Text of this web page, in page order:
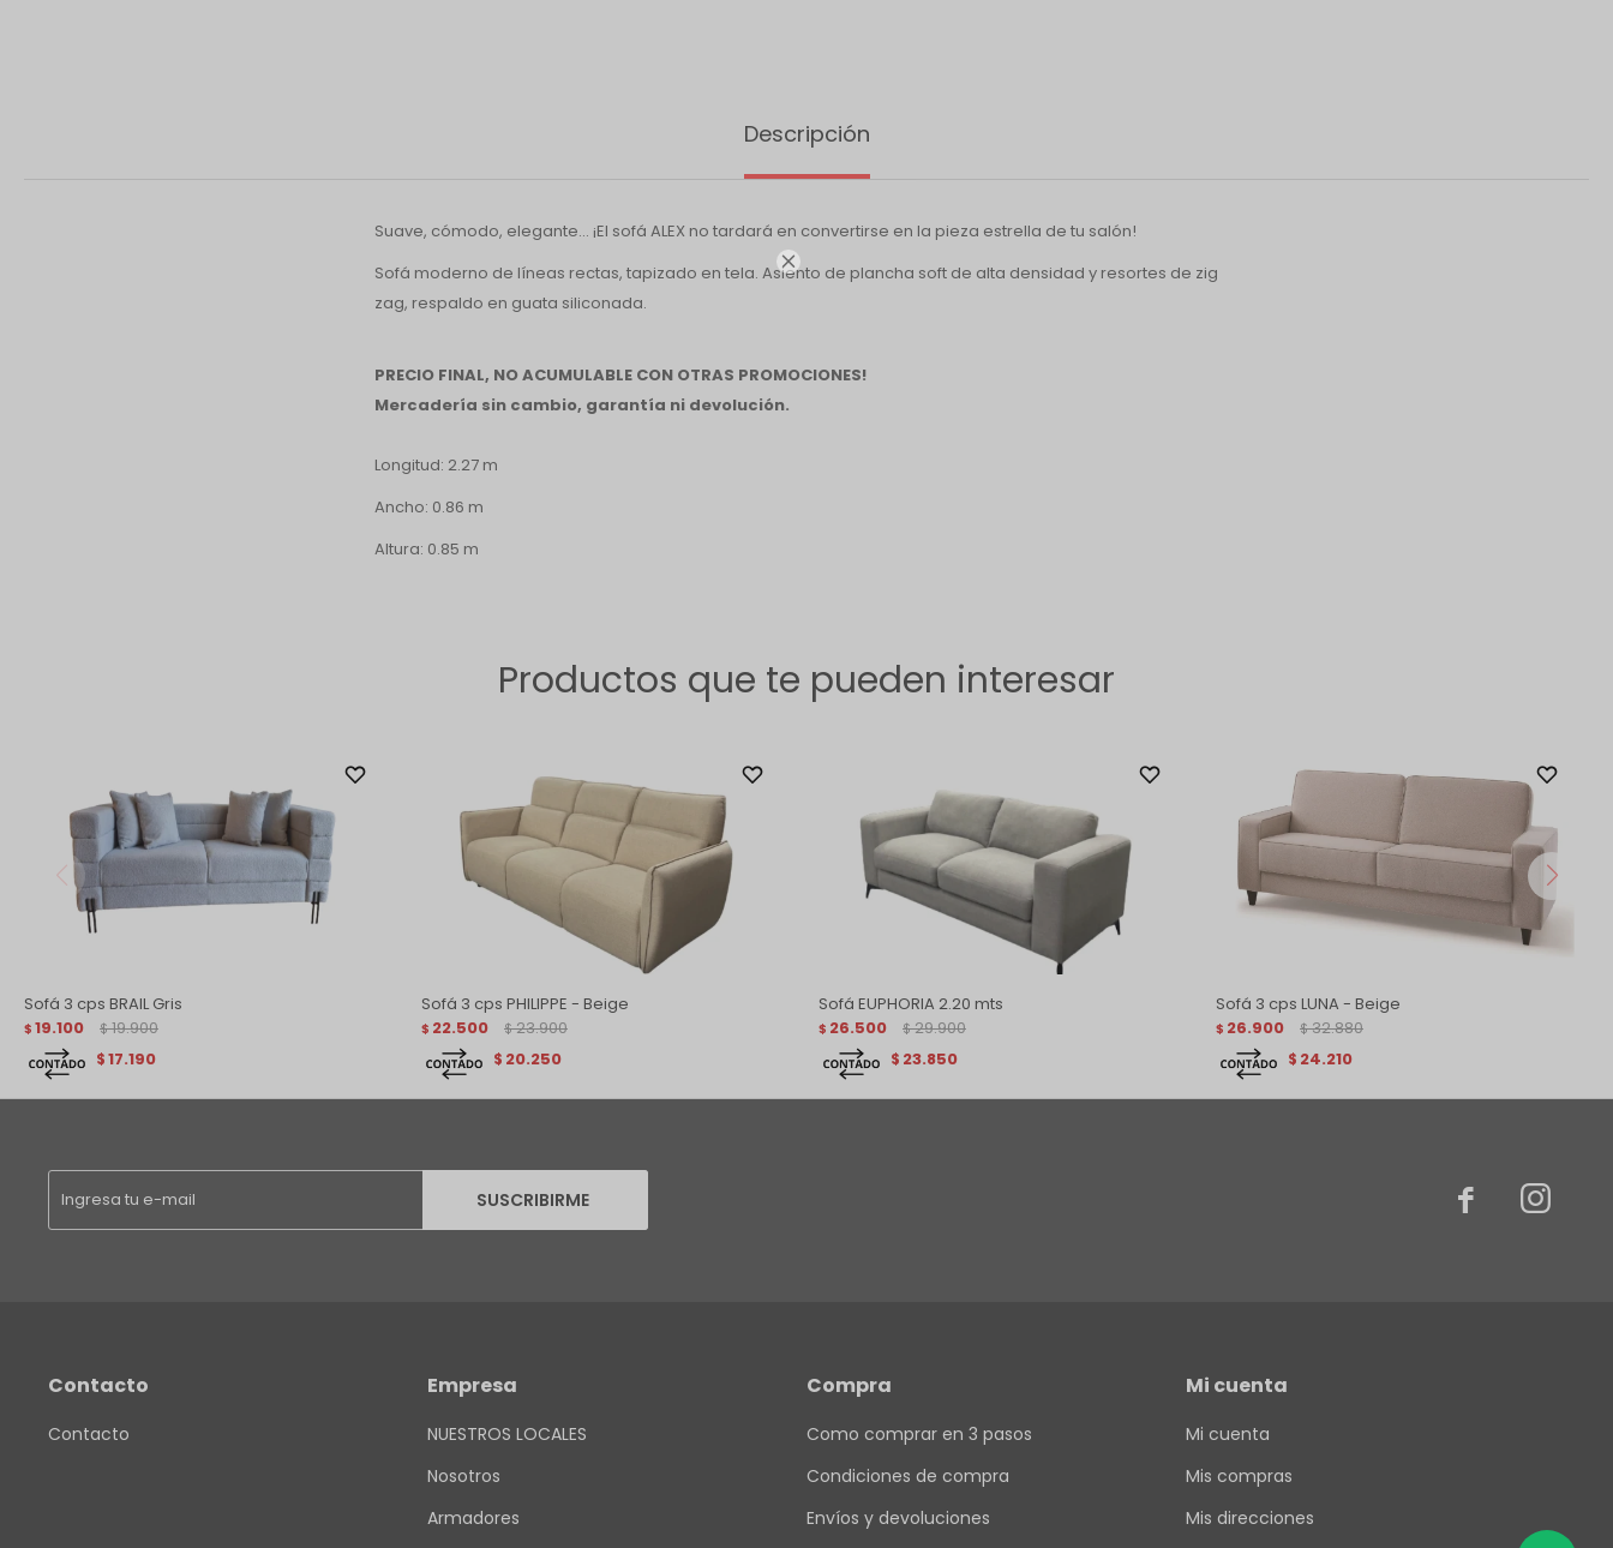

Descripción
Suave, cómodo, elegante... ¡El sofá ALEX no tardará en convertirse en la pieza estrella de tu salón!
Sofá moderno de líneas rectas, tapizado en tela. Asiento de plancha soft de alta densidad y resortes de zig
zag, respaldo en guata siliconada.
PRECIO FINAL, NO ACUMULABLE CON OTRAS PROMOCIONES!
Mercadería sin cambio, garantía ni devolución.
Longitud: 2.27 m
Ancho: 0.86 m
Altura: 0.85 m
Productos que te pueden interesar
Sofá 3 cps BRAIL Gris
$ 19.100 $ 19.900
$17.190
Sofá 3 cps PHILIPPE - Beige
$ 22.500 $ 23.900
$ 20.250
Sofá EUPHORIA 2.20 mts
$ 26.500 $ 29.900
$ 23.850
Sofá 3 cps LUNA - Beige
$ 26.900 $ 32.880
$ 24.210
SUSCRIBIRME  
Contacto
Contacto
Empresa
NUESTROS LOCALES
Nosotros
Armadores
Compra
Como comprar en 3 pasos
Condiciones de compra
Envíos y devoluciones
Mi cuenta
Mi cuenta
Mis compras
Mis direcciones